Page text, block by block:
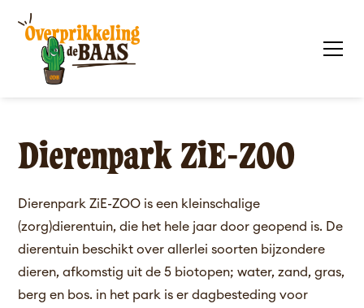
Dierenpark ZiE-ZOO
Dierenpark ZiE-ZOO is een kleinschalige
(zorg)dierentuin, die het hele jaar door geopend is. De
dierentuin beschikt over allerlei soorten bijzondere
dieren, afkomstig uit de 5 biotopen; water, zand, gras,
berg en bos. in het park is er dagbesteding voor